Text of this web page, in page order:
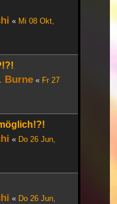
« Mi 08 Okt,
Burne « Fr 27
« Do 26 Jun,
« Do 26 Jun,